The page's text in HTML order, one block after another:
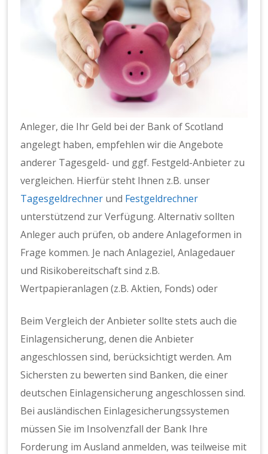
Anleger, die Ihr Geld bei der Bank of Scotland
angelegt haben, empfehlen wir die Angebote
anderer Tagesgeld- und ggf. Festgeld-Anbieter zu
vergleichen. Hierfür steht Ihnen z.B. unser
Tagesgeldrechner und Festgeldrechner
unterstützend zur Verfügung. Alternativ sollten
Anleger auch prüfen, ob andere Anlageformen in
Frage kommen. Je nach Anlageziel, Anlagedauer
und Risikobereitschaft sind z.B.
Wertpapieranlagen (z.B. Aktien, Fonds) oder
Beim Vergleich der Anbieter sollte stets auch die
Einlagensicherung, denen die Anbieter
angeschlossen sind, berücksichtigt werden. Am
Sichersten zu bewerten sind Banken, die einer
deutschen Einlagensicherung angeschlossen sind.
Bei ausländischen Einlagesicherungssystemen
müssen Sie im Insolvenzfall der Bank Ihre
Forderung im Ausland anmelden, was teilweise mit